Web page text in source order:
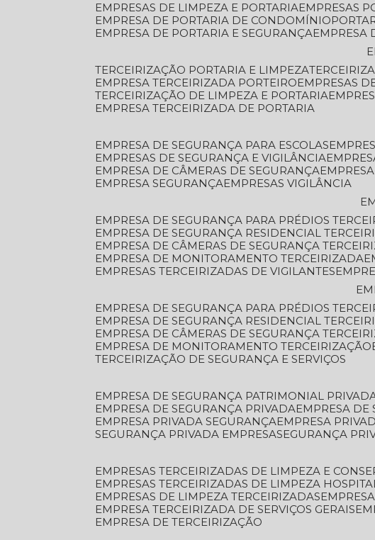
EMPRESAS DE LIMPEZA E PORTARIA
EMPRESAS
EMPRESA DE PORTARIA DE CONDOMÍNIO
EMPRESA DE PORTARIA E SEGURANÇA
TERCEIRIZAÇÃO PORTARIA E LIMPEZA
EMPRESA TERCEIRIZADA PORTEIRO
EMPRESAS
TERCEIRIZAÇÃO DE LIMPEZA E PORTARIA
EMPRESA TERCEIRIZADA DE PORTARIA
EMPRESA DE SEGURANÇA PARA ESCOLAS
EMPRESAS DE SEGURANÇA E VIGILÂNCIA
EMPRESA DE CÂMERAS DE SEGURANÇA
EMPRESA SEGURANÇA
EMPRESAS VIGILÂNCIA
EMPRESA DE SEGURANÇA PARA PRÉDIOS
EMPRESA DE SEGURANÇA RESIDENCIAL
EMPRESA DE CÂMERAS DE SEGURANÇA
EMPRESA DE MONITORAMENTO TERCEIRIZADA
EMPRESAS TERCEIRIZADAS DE VIGILANTES
EMPRESA DE SEGURANÇA PARA PRÉDIOS
EMPRESA DE SEGURANÇA RESIDENCIAL
EMPRESA DE CÂMERAS DE SEGURANÇA
EMPRESA DE MONITORAMENTO TERCEIRIZAÇÃO
TERCEIRIZAÇÃO DE SEGURANÇA E SERVIÇOS
EMPRESA DE SEGURANÇA PATRIMONIAL
EMPRESA DE SEGURANÇA PRIVADA
EMPRESA
EMPRESA PRIVADA SEGURANÇA
EMPRESA
SEGURANÇA PRIVADA EMPRESA SEGURANÇA
EMPRESAS TERCEIRIZADAS DE LIMPEZA E
EMPRESAS TERCEIRIZADAS DE LIMPEZA
EMPRESAS DE LIMPEZA TERCEIRIZADAS
EMPRESA TERCEIRIZADA DE SERVIÇOS GERAIS
EMPRESA DE TERCEIRIZAÇÃO